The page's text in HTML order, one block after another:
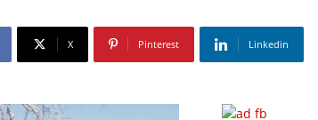
X Pinterest Linkedin